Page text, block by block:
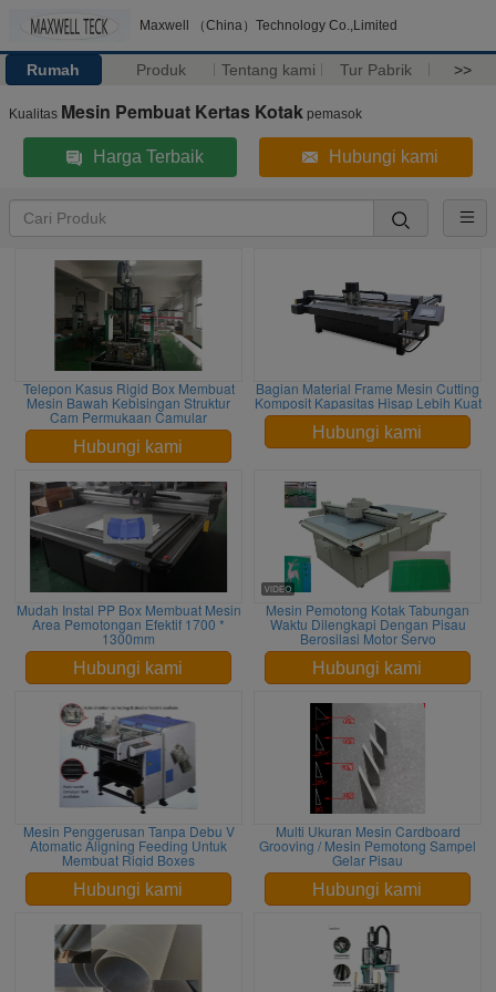
Maxwell （China）Technology Co.,Limited
Rumah Produk Tentang kami Tur Pabrik >>
Kualitas Mesin Pembuat Kertas Kotak pemasok
Harga Terbaik Hubungi kami
Telepon Kasus Rigid Box Membuat
Mesin Bawah Kebisingan Struktur
Cam Permukaan Camular
Hubungi kami
Bagian Material Frame Mesin Cutting
Komposit Kapasitas Hisap Lebih Kuat
Hubungi kami
Mudah Instal PP Box Membuat Mesin
Area Pemotongan Efektif 1700 *
1300mm
Hubungi kami
Mesin Pemotong Kotak Tabungan
Waktu Dilengkapi Dengan Pisau
Berosilasi Motor Servo
Hubungi kami
Mesin Penggerusan Tanpa Debu V
Atomatic Aligning Feeding Untuk
Membuat Rigid Boxes
Hubungi kami
Multi Ukuran Mesin Cardboard
Grooving / Mesin Pemotong Sampel
Gelar Pisau
Hubungi kami